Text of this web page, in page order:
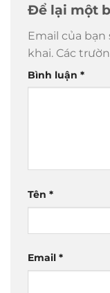
Để lại một
Email của
khai. Các
Bình luận *
Tên *
Email *